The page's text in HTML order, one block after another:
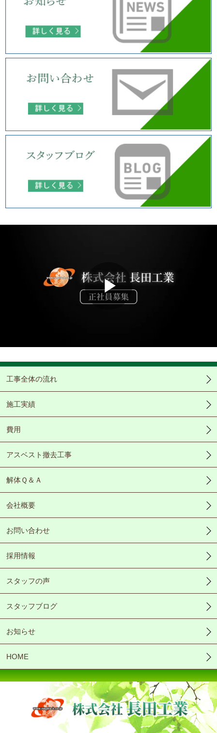
Play
Video
工事全体の流れ
施工実績
費用
アスベスト撤去工事
解体Ｑ＆Ａ
会社概要
お問い合わせ
採用情報
スタッフの声
スタッフブログ
お知らせ
HOME